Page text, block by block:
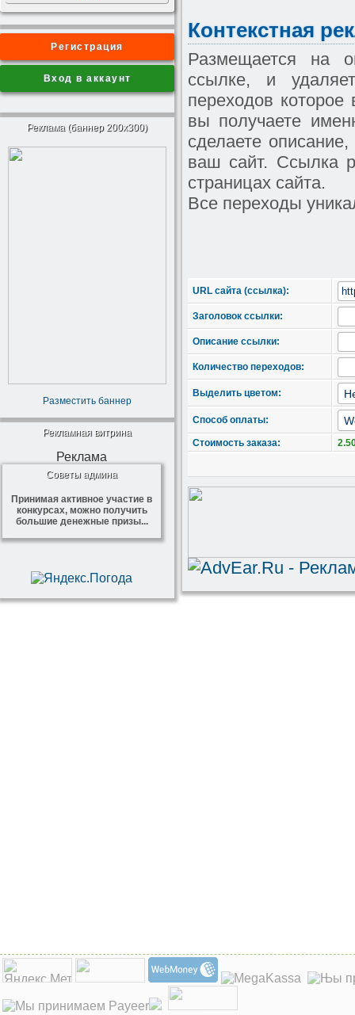
Регистрация
Вход в аккаунт
Реклама (баннер 200x300)
Разместить баннер
Рекламная витрина
Реклама
Советы админа
Принимая активное участие в
конкурсах, можно получить
большие денежные призы...
Контекстная
Размещается на
ссылке, и
переходов
вы получаете
сделаете
ваш сайт. Ссылка
страницах сайта.
Все переходы
URL сайта (ссылка):
Заголовок ссылки:
Описание ссылки:
Количество переходов:
Выделить цветом:
Способ оплаты:
Стоимость заказа: